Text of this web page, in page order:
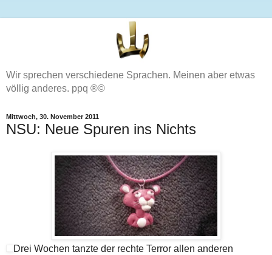
Wir sprechen verschiedene Sprachen. Meinen aber etwas
völlig anderes. ppq ®©
Mittwoch, 30. November 2011
NSU: Neue Spuren ins Nichts
Drei Wochen tanzte der rechte Terror allen anderen